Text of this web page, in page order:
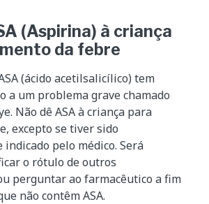
(Aspirina) à criança
da febre
(ácido acetilsalicílico) tem
a um problema grave chamado
Não dê ASA à criança para
excepto se tiver sido
pelo médico. Será
o rótulo de outros
perguntar ao farmacêutico a fim
não contêm ASA.